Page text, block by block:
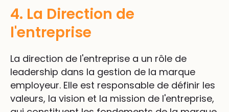
4. La Direction de
l'entreprise
La direction de l'entreprise a un rôle de
leadership dans la gestion de la marque
employeur. Elle est responsable de définir les
valeurs, la vision et la mission de l'entreprise,